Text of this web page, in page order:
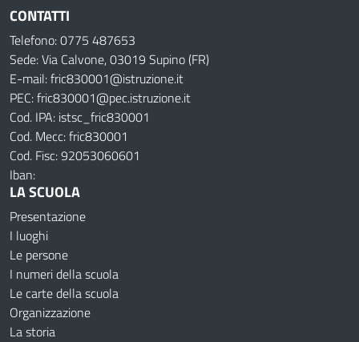
CONTATTI
Telefono: 0775 487653
Sede: Via Calvone, 03019 Supino (FR)
E-mail: fric830001@istruzione.it
PEC: fric830001@pec.istruzione.it
Cod. IPA: istsc_fric830001
Cod. Mecc: fric830001
Cod. Fisc: 92053060601
Iban:
LA SCUOLA
Presentazione
I luoghi
Le persone
I numeri della scuola
Le carte della scuola
Organizzazione
La storia